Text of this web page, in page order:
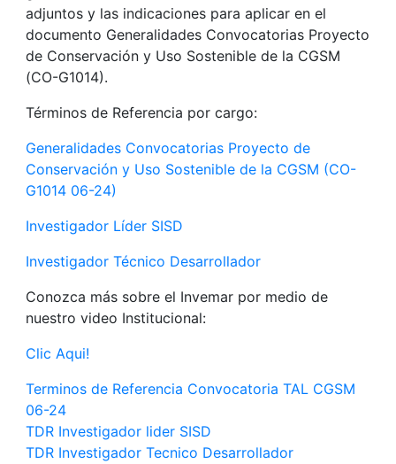
adjuntos y las indicaciones para aplicar en el
documento Generalidades Convocatorias Proyecto
de Conservación y Uso Sostenible de la CGSM
(CO-G1014).
Términos de Referencia por cargo:
Generalidades Convocatorias Proyecto de
Conservación y Uso Sostenible de la CGSM (CO-
G1014 06-24)
Investigador Líder SISD
Investigador Técnico Desarrollador
Conozca más sobre el Invemar por medio de
nuestro video Institucional:
Clic Aqui!
Terminos de Referencia Convocatoria TAL CGSM
06-24
TDR Investigador lider SISD
TDR Investigador Tecnico Desarrollador